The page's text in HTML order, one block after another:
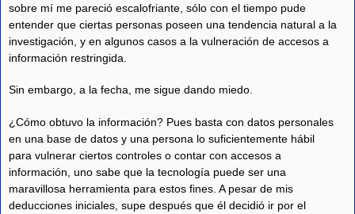
sobre mí me pareció escalofriante, sólo con el tiempo pude
entender que ciertas personas poseen una tendencia natural a la
investigación, y en algunos casos a la vulneración de accesos a
información restringida.
Sin embargo, a la fecha, me sigue dando miedo.
¿Cómo obtuvo la información? Pues basta con datos personales
en una base de datos y una persona lo suficientemente hábil
para vulnerar ciertos controles o contar con accesos a
información, uno sabe que la tecnología puede ser una
maravillosa herramienta para estos fines. A pesar de mis
deducciones iniciales, supe después que él decidió ir por el